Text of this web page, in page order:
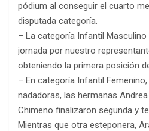
pódium al conseguir el cuarto
disputada categoría.
– La categoría Infantil
jornada por nuestro
obteniendo la primera posición
– En categoría Infantil
nadadoras, las hermanas
Chimeno finalizaron segunda y
Mientras que otra esteponera,